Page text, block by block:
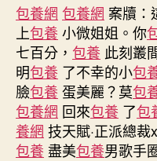
期
包養網 包養網 案牘：
上包養小微姐姐。你
七百分， 包養 此刻叢
明包養 了不幸的小包
臉包養蛋美麗？莫包
包養網 回來包養 了包
養網 技天賦·正派總裁x
包養盡美包養男歌手